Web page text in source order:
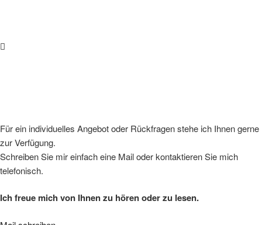
Für ein individuelles Angebot oder Rückfragen stehe ich Ihnen gerne
zur Verfügung.
Schreiben Sie mir einfach eine Mail oder kontaktieren Sie mich
telefonisch.
Ich freue mich von Ihnen zu hören oder zu lesen.